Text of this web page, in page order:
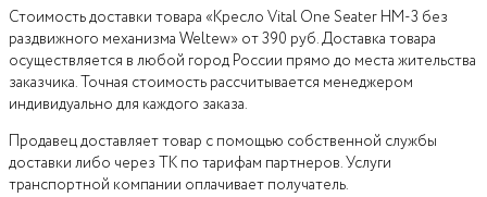
Стоимость доставки товара «Кресло Vital One Seater HM-3 без
раздвижного механизма Weltew» от 390 руб. Доставка товара
осуществляется в любой город России прямо до места жительства
заказчика. Точная стоимость рассчитывается менеджером
индивидуально для каждого заказа.
Продавец доставляет товар с помощью собственной службы
доставки либо через ТК по тарифам партнеров. Услуги
транспортной компании оплачивает получатель.